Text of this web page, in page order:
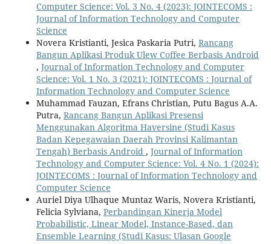
Computer Science: Vol. 3 No. 4 (2023): JOINTECOMS :
Journal of Information Technology and Computer
Science
Novera Kristianti, Jesica Paskaria Putri, Rancang
Bangun Aplikasi Produk Ulew Coffee Berbasis Android
, Journal of Information Technology and Computer
Science: Vol. 1 No. 3 (2021): JOINTECOMS : Journal of
Information Technology and Computer Science
Muhammad Fauzan, Efrans Christian, Putu Bagus A.A.
Putra, Rancang Bangun Aplikasi Presensi
Menggunakan Algoritma Haversine (Studi Kasus
Badan Kepegawaian Daerah Provinsi Kalimantan
Tengah) Berbasis Android , Journal of Information
Technology and Computer Science: Vol. 4 No. 1 (2024):
JOINTECOMS : Journal of Information Technology and
Computer Science
Auriel Diya Ulhaque Muntaz Waris, Novera Kristianti,
Felicia Sylviana, Perbandingan Kinerja Model
Probabilistic, Linear Model, Instance-Based, dan
Ensemble Learning (Studi Kasus: Ulasan Google